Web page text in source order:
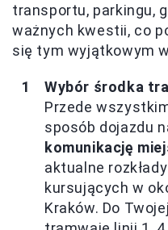
transportu, parkingu,
ważnych kwestii, co
się tym wyjątkowym
Wybór środka
Przede
sposób dojazdu
komunikację
aktualne
kursujących w
Kraków. Do